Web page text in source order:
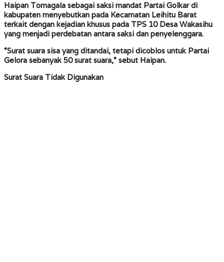
Haipan Tomagala sebagai saksi mandat Partai Golkar di
kabupaten menyebutkan pada Kecamatan Leihitu Barat
terkait dengan kejadian khusus pada TPS 10 Desa Wakasihu
yang menjadi perdebatan antara saksi dan penyelenggara.
“Surat suara sisa yang ditandai, tetapi dicoblos untuk Partai
Gelora sebanyak 50 surat suara,” sebut Haipan.
Surat Suara Tidak Digunakan